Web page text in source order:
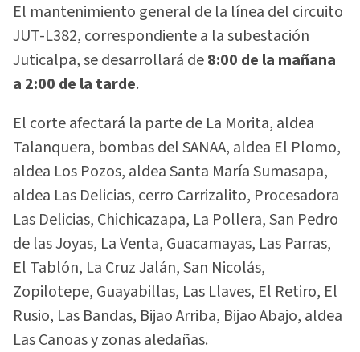
El mantenimiento general de la línea del circuito
JUT-L382, correspondiente a la subestación
Juticalpa, se desarrollará de8:00 de la mañana
a 2:00 de la tarde.
El corte afectará la parte de La Morita, aldea
Talanquera, bombas del SANAA, aldea El Plomo,
aldea Los Pozos, aldea Santa María Sumasapa,
aldea Las Delicias, cerro Carrizalito, Procesadora
Las Delicias, Chichicazapa, La Pollera, San Pedro
de las Joyas, La Venta, Guacamayas, Las Parras,
El Tablón, La Cruz Jalán, San Nicolás,
Zopilotepe, Guayabillas, Las Llaves, El Retiro, El
Rusio, Las Bandas, Bijao Arriba, Bijao Abajo, aldea
Las Canoas y zonas aledañas.